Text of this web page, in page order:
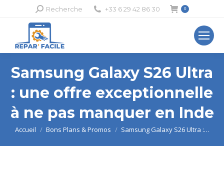
Recherche
Recherche +33 6 29 42 86 30 0
Samsung Galaxy S26 Ultra
: une offre exceptionnelle
à ne pas manquer en Inde
Vous êtes ici :
Accueil Bons Plans & Promos Samsung Galaxy S26 Ultra :…